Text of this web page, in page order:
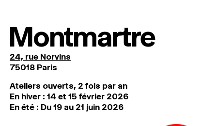
Montmartre
24, rue Norvins
75018 Paris
Ateliers ouverts, 2 fois par an
En hiver : 14 et 15 février 2026
En été : Du 19 au 21 juin 2026